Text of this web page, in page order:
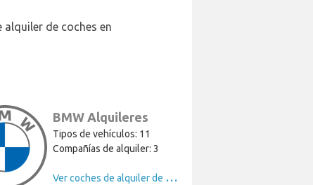
de coches en
BMW Alquileres
Tipos de vehículos: 11
Compañías de alquiler: 3
V
er coches de alquiler de BMW